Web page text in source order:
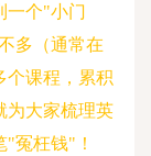
一个"小门
多（通常在
个课程，累积
为大家梳理英
冤枉钱"！